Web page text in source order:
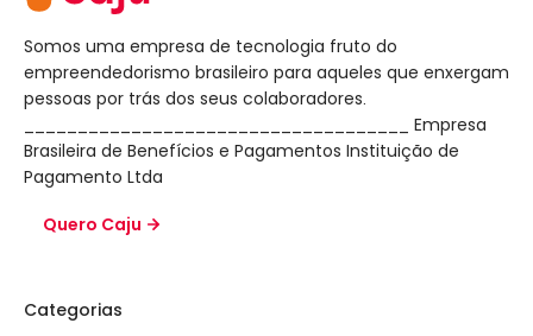
Somos uma empresa de tecnologia fruto do
empreendedorismo brasileiro para aqueles que enxergam
pessoas por trás dos seus colaboradores.
____________________________________ Empresa
Brasileira de Benefícios e Pagamentos Instituição de
Pagamento Ltda
Quero Caju
Categorias